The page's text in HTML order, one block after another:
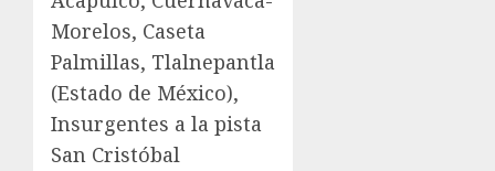
Morelos, Caseta
Palmillas, Tlalnepantla
(Estado de México),
Insurgentes a la pista
San Cristóbal